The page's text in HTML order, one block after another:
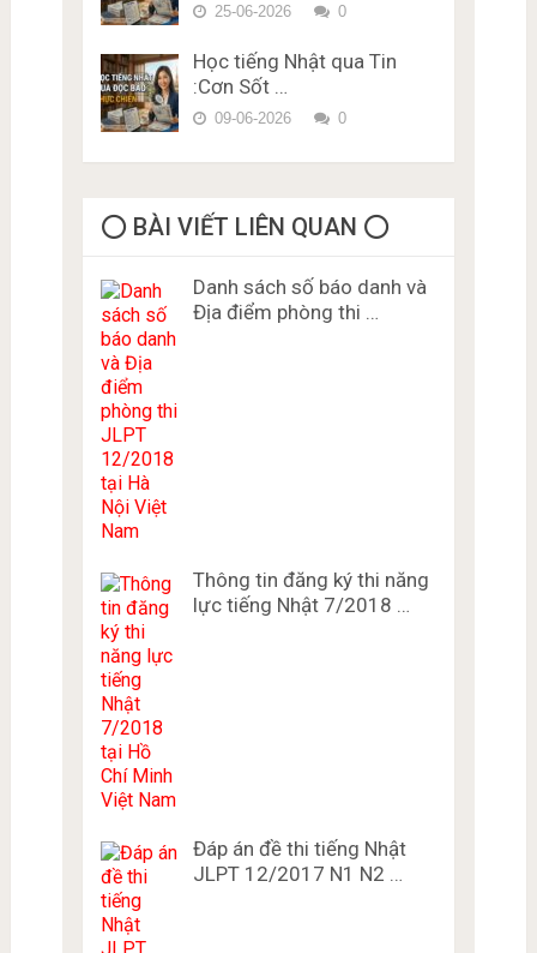
25-06-2026 0
Học tiếng Nhật qua Tin
:Cơn Sốt …
09-06-2026 0
⭕️ BÀI VIẾT LIÊN QUAN ⭕️
Danh sách số báo danh và
Địa điểm phòng thi …
Thông tin đăng ký thi năng
lực tiếng Nhật 7/2018 …
Đáp án đề thi tiếng Nhật
JLPT 12/2017 N1 N2 …